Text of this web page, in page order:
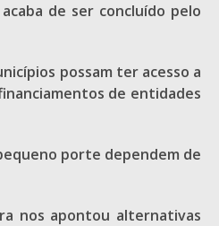
de ser concluído pelo
possam ter acesso a
de entidades
porte dependem de
nos apontou alternativas